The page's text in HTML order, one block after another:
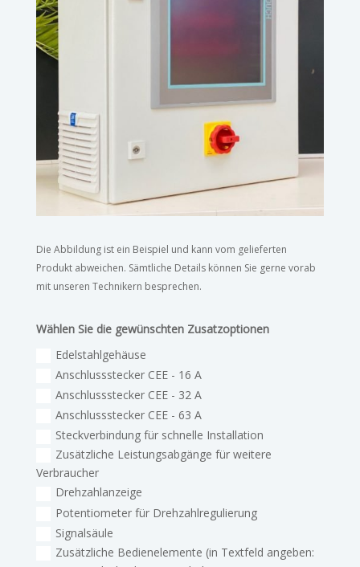
Die Abbildung ist ein Beispiel und kann vom gelieferten
Produkt abweichen. Sämtliche Details können Sie gerne vorab
mit unseren Technikern besprechen.
Wählen Sie die gewünschten Zusatzoptionen
Edelstahlgehäuse
Anschlussstecker CEE - 16 A
Anschlussstecker CEE - 32 A
Anschlussstecker CEE - 63 A
Steckverbindung für schnelle Installation
Zusätzliche Leistungsabgänge für weitere
Verbraucher
Drehzahlanzeige
Potentiometer für Drehzahlregulierung
Signalsäule
Zusätzliche Bedienelemente (in Textfeld angeben: